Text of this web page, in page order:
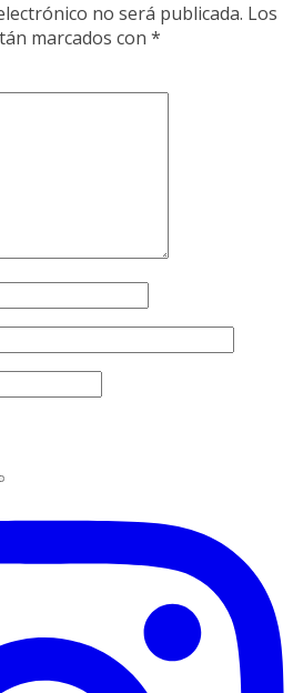
no será publicada. Los
marcados con *